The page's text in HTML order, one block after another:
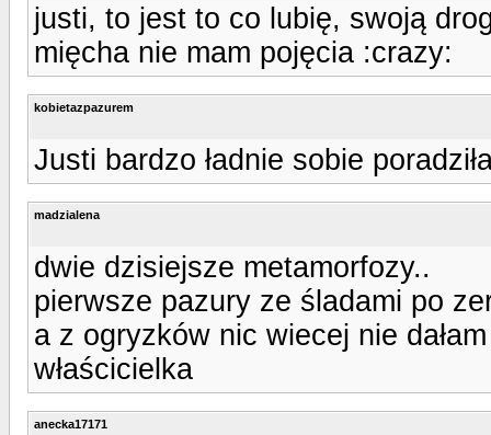
justi, to jest to co lubię, swoją
mięcha nie mam pojęcia :crazy:
kobietazpazurem
Justi bardzo ładnie sobie
madzialena
dwie dzisiejsze metamorfozy..
pierwsze pazury ze śladami po
a z ogryzków nic wiecej nie
właścicielka
anecka17171